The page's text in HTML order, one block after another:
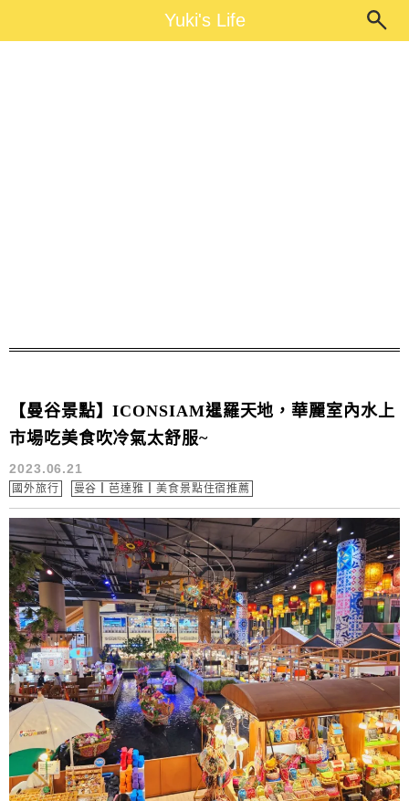
Yuki's LifeYuki's Life
【曼谷景點】ICONSIAM暹羅天地，華麗室內水上
市場吃美食吹冷氣太舒服~
2023.06.21
國外旅行 曼谷┃芭達雅┃美食景點住宿推薦